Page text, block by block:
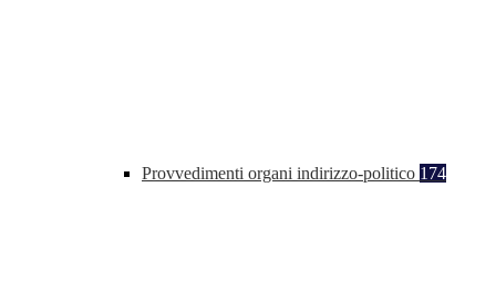
Provvedimenti organi indirizzo-politico 174